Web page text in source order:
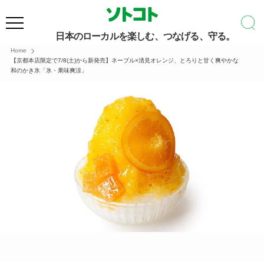
日本のローカルを楽しむ、つなげる、守る。
Home
【京都本店限定で7/8(土)から新発売】ネーブル×清見オレンジ、とろりと甘く爽やかな
和のかき氷「氷・果味爽涼」